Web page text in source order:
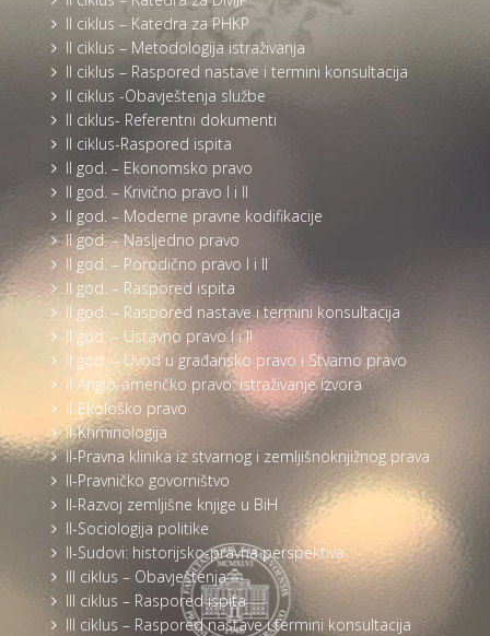
II ciklus – Katedra za PHKP
II ciklus – Metodologija istraživanja
II ciklus – Raspored nastave i termini konsultacija
II ciklus -Obavještenja službe
II ciklus- Referentni dokumenti
II ciklus-Raspored ispita
II god. – Ekonomsko pravo
II god. – Krivično pravo I i II
II god. – Moderne pravne kodifikacije
II god. – Nasljedno pravo
II god. – Porodično pravo I i II
II god. – Raspored ispita
II god. – Raspored nastave i termini konsultacija
II god. – Ustavno pravo I i II
II god. – Uvod u građansko pravo i Stvarno pravo
II-Anglo-američko pravo: istraživanje izvora
II-Ekološko pravo
II-Kriminologija
II-Pravna klinika iz stvarnog i zemljišnoknjižnog prava
II-Pravničko govorništvo
II-Razvoj zemljišne knjige u BiH
II-Sociologija politike
II-Sudovi: historijsko-pravna perspektiva
III ciklus – Obavještenja
III ciklus – Raspored ispita
III ciklus – Raspored nastave i termini konsultacija